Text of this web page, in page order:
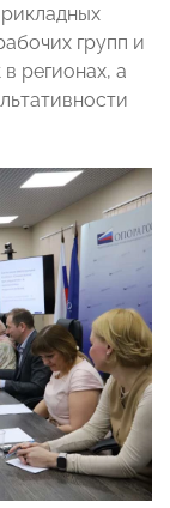
групп и
регионах, а